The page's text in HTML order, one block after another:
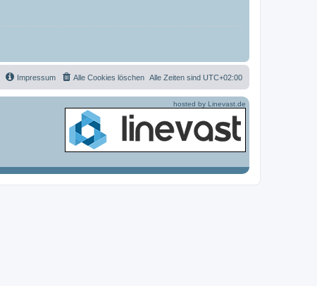
Alle Zeiten sind UTC+02:00
Alle Cookies löschen
Impressum
hosted by Linevast.de